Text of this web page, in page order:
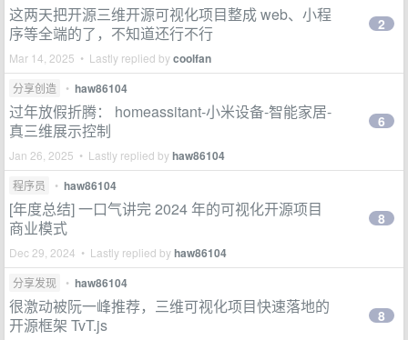
这两天把开源三维开源可视化项目整成 web、小程
序等全端的了，不知道还行不行
Mar 14, 2025 • Lastly replied bycoolfan
2
分享创造 • haw86104
过年放假折腾： homeassitant-小米设备-智能家居-
真三维展示控制
Jan 26, 2025 • Lastly replied byhaw86104
6
程序员 • haw86104
[年度总结] 一口气讲完 2024 年的可视化开源项目
商业模式
Dec 29, 2024 • Lastly replied byhaw86104
8
分享发现 • haw86104
很激动被阮一峰推荐，三维可视化项目快速落地的
开源框架 TvT.js
8